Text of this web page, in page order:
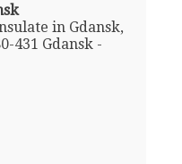
in Gdansk,
431 Gdansk -